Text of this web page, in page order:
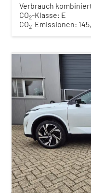
Verbrauch
CO2-Klasse: E
CO2-Emissionen: